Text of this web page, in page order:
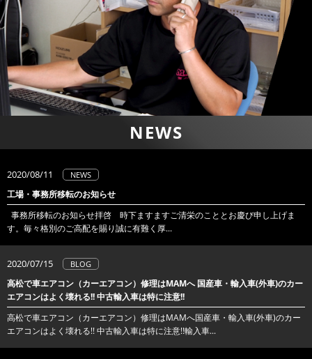
NEWS
2020/08/11 NEWS
工場・事務所移転のお知らせ
事務所移転のお知らせ拝啓 時下ますますご清栄のこととお慶び申し上げま
す。毎々格別のご高配を賜り誠に有難く厚...
2020/07/15 BLOG
高松で車エアコン（カーエアコン）修理はMAMへ 国産車・輸入車(外車)のカー
エアコンはよく壊れる!! 中古輸入車は特に注意!!
高松で車エアコン（カーエアコン）修理はMAMへ国産車・輸入車(外車)のカー
エアコンはよく壊れる!! 中古輸入車は特に注意!!輸入車...